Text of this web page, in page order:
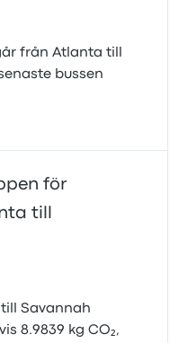
från Atlanta till
bussen
för
till
Savannah
8.9839 kg CO₂,